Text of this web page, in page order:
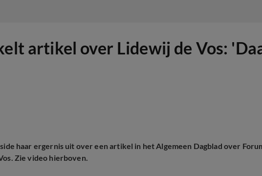
artikel over Lidewij de Vos:
haar ergernis uit over een artikel in het Algemeen Dagblad over
Zie video hierboven.